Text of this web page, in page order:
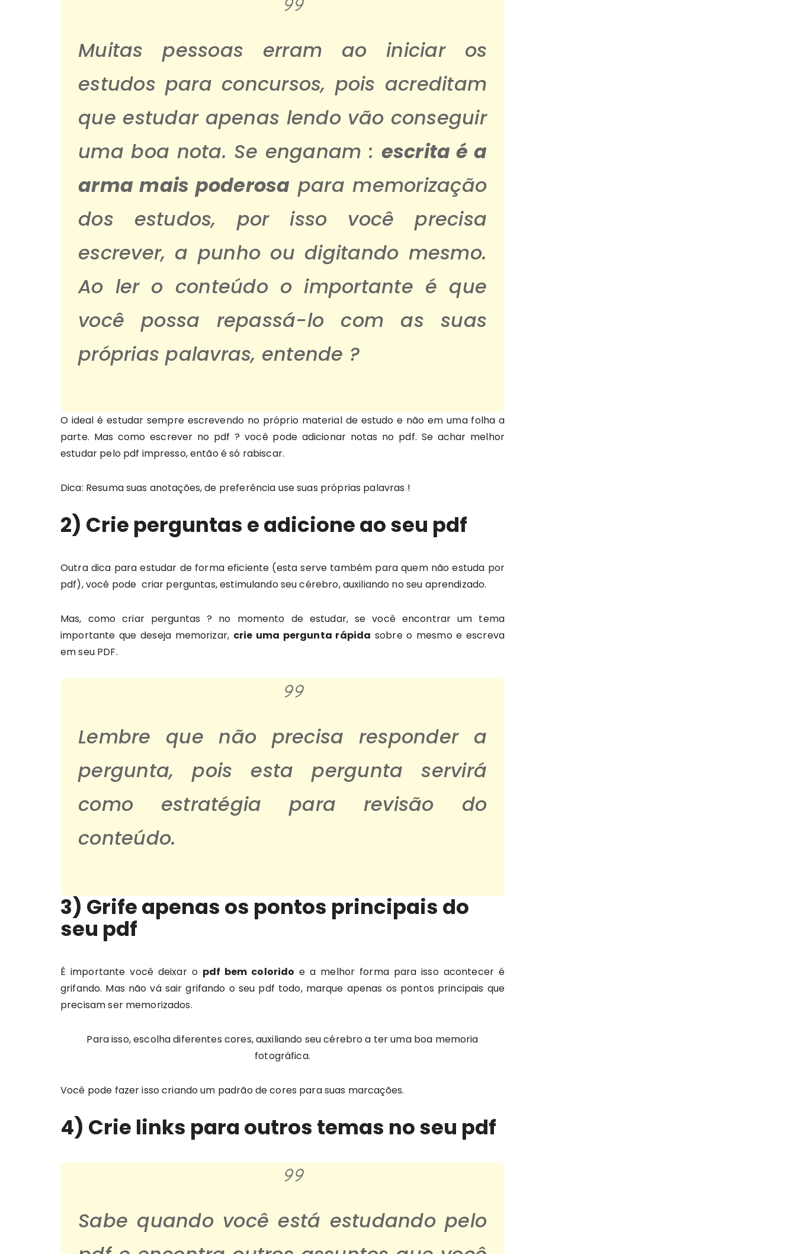
Muitas pessoas erram ao iniciar os
estudos para concursos, pois acreditam
que estudar apenas lendo vão conseguir
uma boa nota. Se enganam : escrita é a
arma mais poderosa para memorização
dos estudos, por isso você precisa
escrever, a punho ou digitando mesmo.
Ao ler o conteúdo o importante é que
você possa repassá-lo com as suas
próprias palavras, entende ?
O ideal é estudar sempre escrevendo no próprio material de estudo e não em uma folha a
parte. Mas como escrever no pdf ? você pode adicionar notas no pdf. Se achar melhor
estudar pelo pdf impresso, então é só rabiscar.
Dica: Resuma suas anotações, de preferência use suas próprias palavras !
2) Crie perguntas e adicione ao seu pdf
Outra dica para estudar de forma eficiente (esta serve também para quem não estuda por
pdf), você pode criar perguntas, estimulando seu cérebro, auxiliando no seu aprendizado.
Mas, como criar perguntas ? no momento de estudar, se você encontrar um tema
importante que deseja memorizar, crie uma pergunta rápida sobre o mesmo e escreva
em seu PDF.
Lembre que não precisa responder a
pergunta, pois esta pergunta servirá
como estratégia para revisão do
conteúdo.
3) Grife apenas os pontos principais do
seu pdf
É importante você deixar o pdf bem colorido e a melhor forma para isso acontecer é
grifando. Mas não vá sair grifando o seu pdf todo, marque apenas os pontos principais que
precisam ser memorizados.
Para isso, escolha diferentes cores, auxiliando seu cérebro a ter uma boa memoria
fotográfica.
Você pode fazer isso criando um padrão de cores para suas marcações.
4) Crie links para outros temas no seu pdf
Sabe quando você está estudando pelo